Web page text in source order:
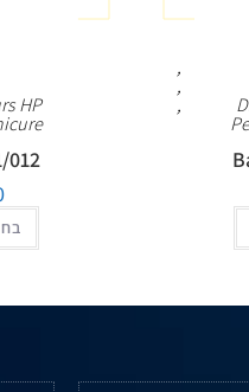
,
,
,
HP
012